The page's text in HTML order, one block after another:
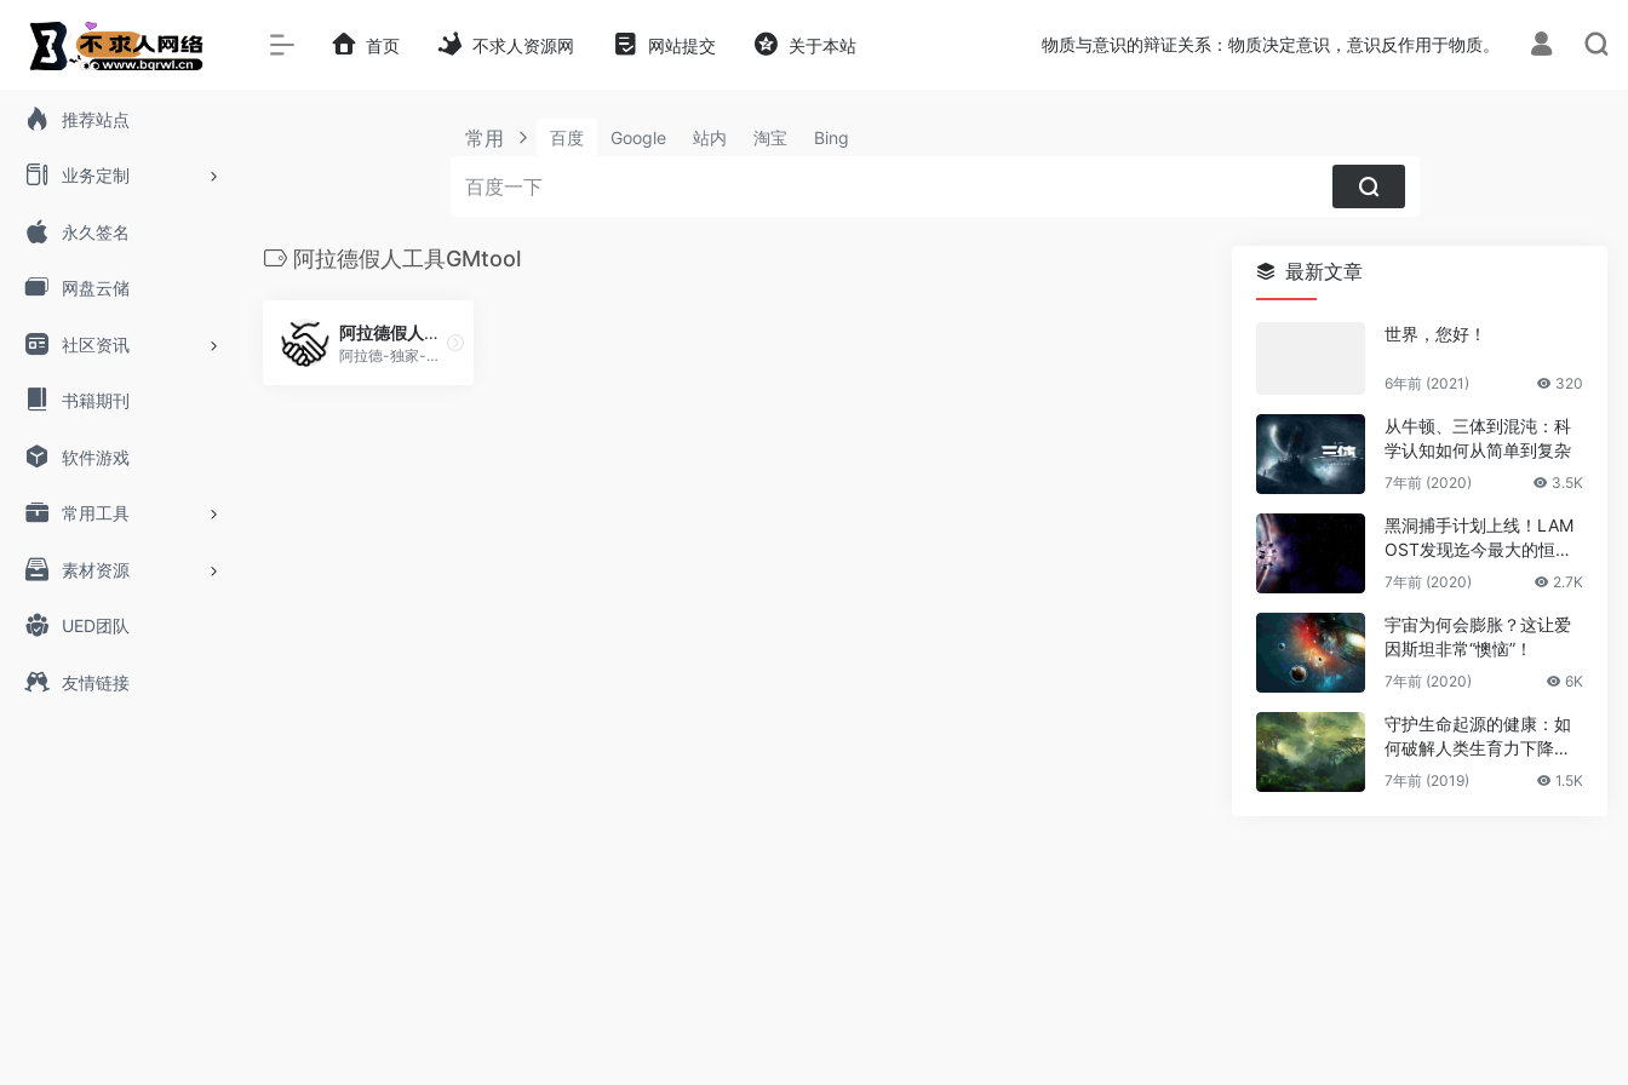
推荐站点
业务定制
永久签名
网盘云储
社区资讯
书籍期刊
软件游戏
常用工具
素材资源
UED团队
友情链接
首页 不求人资源网 网站提交 关于本站 物质与意识的辩证关系：物质决定意识，意识反作用于物质。
常用 百度 Google 站内 淘宝 Bing
阿拉德假人工具GMtool
阿拉德假人工具GMtool
阿拉德-独家-假人插件 实现开区人气火爆站街助阵必备
最新文章
世界，您好！
6年前 (2021) 320
从牛顿、三体到混沌：科
学认知如何从简单到复杂
7年前 (2020) 3.5K
黑洞捕手计划上线！LAM
OST发现迄今最大的恒星
级黑洞
7年前 (2020) 2.7K
宇宙为何会膨胀？这让爱
因斯坦非常“懊恼”！
7年前 (2020) 6K
守护生命起源的健康：如
何破解人类生育力下降难
题
7年前 (2019) 1.5K